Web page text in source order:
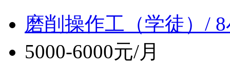
磨削操作工（学徒）/
5000-6000元/月